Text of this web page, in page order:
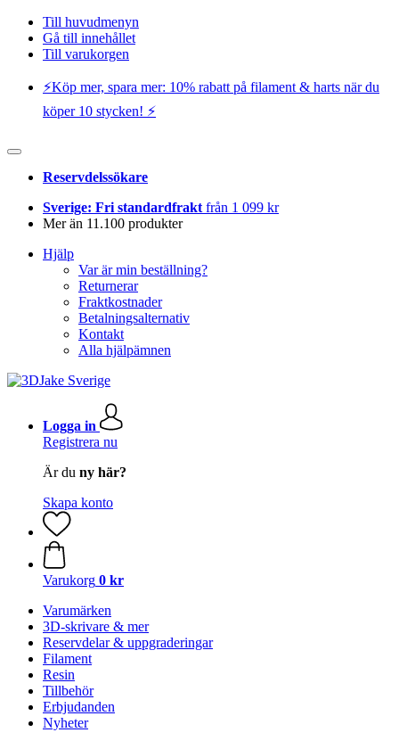
Till huvudmenyn
Gå till innehållet
Till varukorgen
⚡️Köp mer, spara mer: 10% rabatt på filament & harts när du
köper 10 stycken! ⚡️
Reservdelssökare
Sverige: Fri standardfrakt från 1 099 kr
Mer än 11.100 produkter
Hjälp
Var är min beställning?
Returnerar
Fraktkostnader
Betalningsalternativ
Kontakt
Alla hjälpämnen
Logga in
Registrera nu
Är du ny här?
Skapa konto
Varukorg 0 kr
Varumärken
3D-skrivare & mer
Reservdelar & uppgraderingar
Filament
Resin
Tillbehör
Erbjudanden
Nyheter